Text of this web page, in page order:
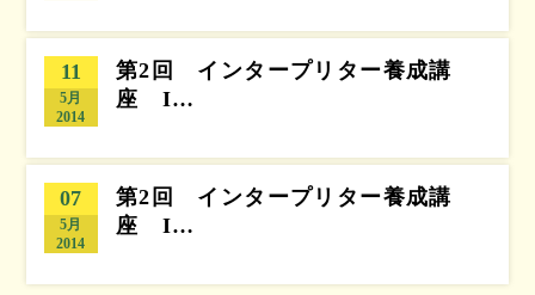
11
5月
2014
第2回 インタープリター養成講
座 I…
07
5月
2014
第2回 インタープリター養成講
座 I…